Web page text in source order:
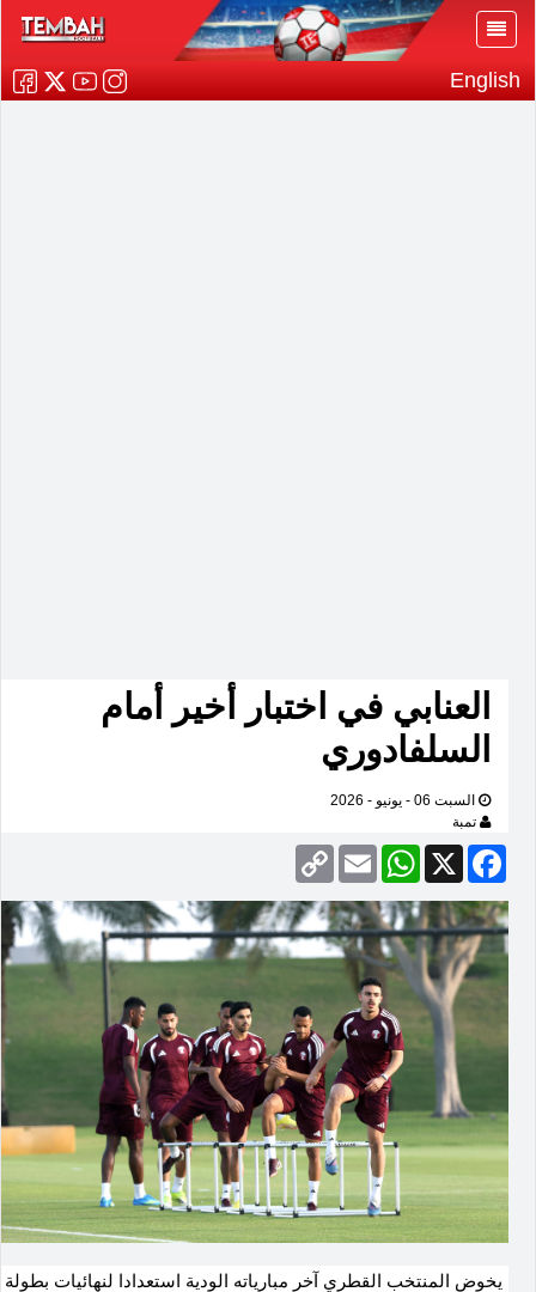
English
العنابي في اختبار أخير أمام
السلفادوري
السبت 06 - يونيو - 2026
تمبة
Facebook
X
WhatsApp
Email
Copy
Link
يخوض المنتخب القطري آخر مبارياته الودية استعدادا لنهائيات بطولة